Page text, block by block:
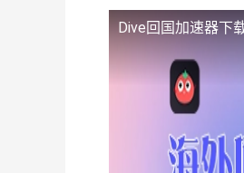
Dive回国加速器下